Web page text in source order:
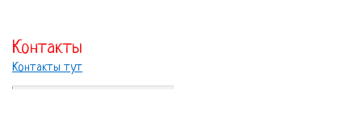
Контакты
Контакты тут